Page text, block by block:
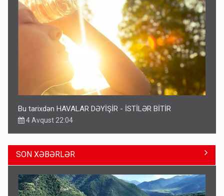
Bu tarixdən HAVALAR DƏYİŞİR - İSTİLƏR BİTİR
4 Avqust 22:04
SON XƏBƏRLƏR